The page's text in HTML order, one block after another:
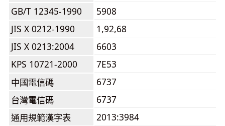
GB/T 12345-1990
5908
JIS X 0212-1990
1,92,68
JIS X 0213:2004
6603
KPS 10721-2000
7E53
中國電信碼
6737
台灣電信碼
6737
通用規範漢字表
2013:3984